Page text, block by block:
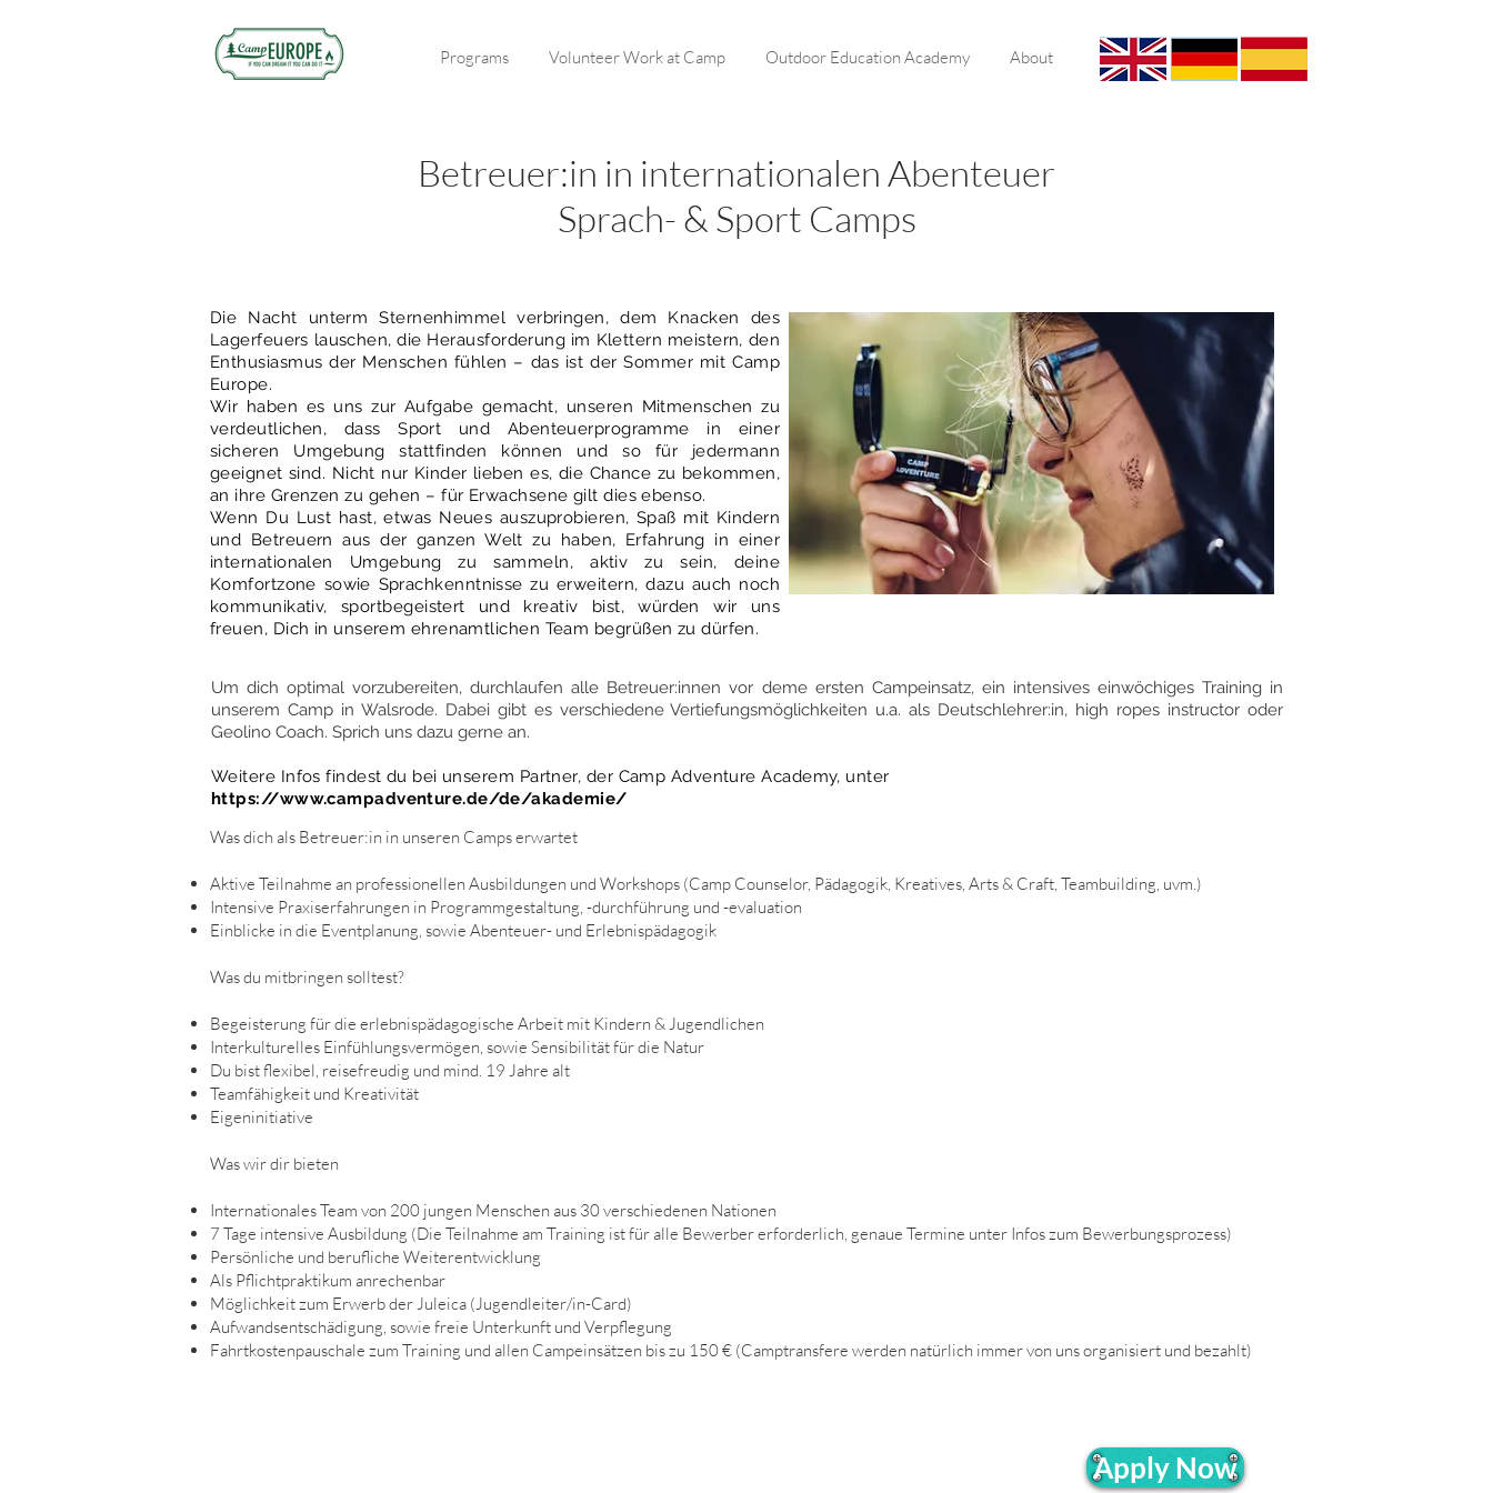
Programs Volunteer Work at Camp Outdoor Education Academy About
Betreuer:in in internationalen Abenteuer
Sprach- & Sport Camps
Die Nacht unterm Sternenhimmel verbringen, dem Knacken des
Lagerfeuers lauschen, die Herausforderung im Klettern meistern, den
Enthusiasmus der Menschen fühlen – das ist der Sommer mit Camp
Europe.
Wir haben es uns zur Aufgabe gemacht, unseren Mitmenschen zu
verdeutlichen, dass Sport und Abenteuerprogramme in einer
sicheren Umgebung stattfinden können und so für jedermann
geeignet sind. Nicht nur Kinder lieben es, die Chance zu bekommen,
an ihre Grenzen zu gehen – für Erwachsene gilt dies ebenso.
Wenn Du Lust hast, etwas Neues auszuprobieren, Spaß mit Kindern
und Betreuern aus der ganzen Welt zu haben, Erfahrung in einer
internationalen Umgebung zu sammeln, aktiv zu sein, deine
Komfortzone sowie Sprachkenntnisse zu erweitern, dazu auch noch
kommunikativ, sportbegeistert und kreativ bist, würden wir uns
freuen, Dich in unserem ehrenamtlichen Team begrüßen zu dürfen.
Um dich optimal vorzubereiten, durchlaufen alle Betreuer:innen vor deme ersten Campeinsatz, ein intensives einwöchiges Training in
unserem Camp in Walsrode. Dabei gibt es verschiedene Vertiefungsmöglichkeiten u.a. als Deutschlehrer:in, high ropes instructor oder
Geolino Coach. Sprich uns dazu gerne an.
Weitere Infos findest du bei unserem Partner, der Camp Adventure Academy, unter
https://www.campadventure.de/de/akademie/
Was dich als Betreuer:in in unseren Camps erwartet
Aktive Teilnahme an professionellen Ausbildungen und Workshops (Camp Counselor, Pädagogik, Kreatives, Arts & Craft, Teambuilding, uvm.)
Intensive Praxiserfahrungen in Programmgestaltung, -durchführung und -evaluation
Einblicke in die Eventplanung, sowie Abenteuer- und Erlebnispädagogik
Was du mitbringen solltest?
Begeisterung für die erlebnispädagogische Arbeit mit Kindern & Jugendlichen
Interkulturelles Einfühlungsvermögen, sowie Sensibilität für die Natur
Du bist flexibel, reisefreudig und mind. 19 Jahre alt
Teamfähigkeit und Kreativität
Eigeninitiative
Was wir dir bieten
Internationales Team von 200 jungen Menschen aus 30 verschiedenen Nationen
7 Tage intensive Ausbildung (Die Teilnahme am Training ist für alle Bewerber erforderlich, genaue Termine unter Infos zum Bewerbungsprozess)
Persönliche und berufliche Weiterentwicklung
Als Pflichtpraktikum anrechenbar
Möglichkeit zum Erwerb der Juleica (Jugendleiter/in-Card)
Aufwandsentschädigung, sowie freie Unterkunft und Verpflegung
Fahrtkostenpauschale zum Training und allen Campeinsätzen bis zu 150 € (Camptransfere werden natürlich immer von uns organisiert und bezahlt)
Apply Now